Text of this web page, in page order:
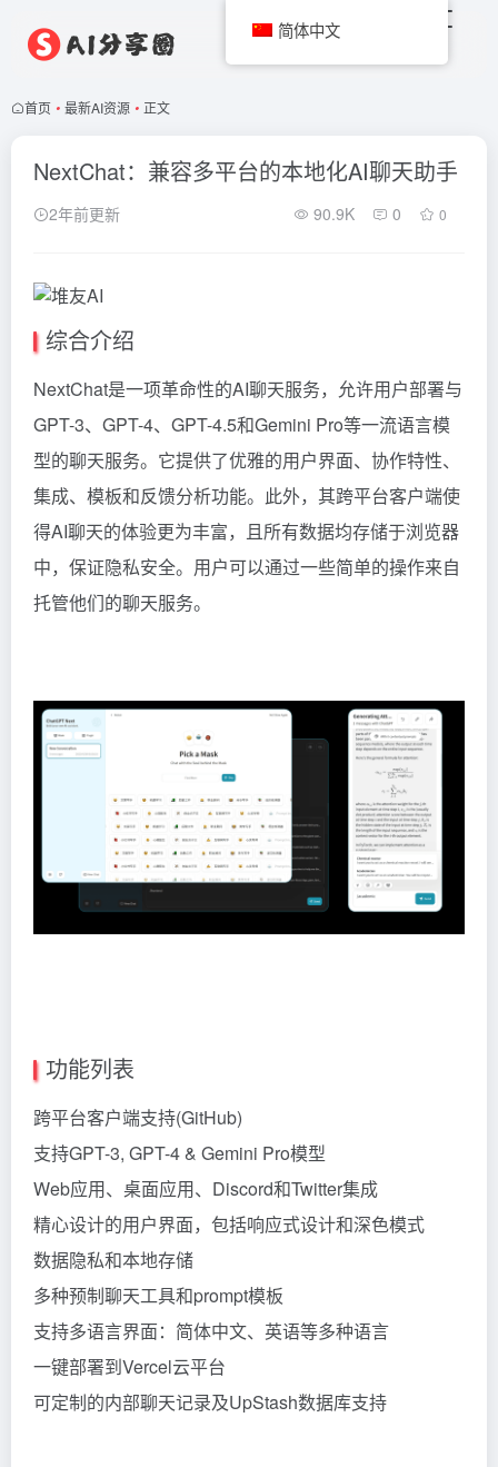
首页 • 最新AI资源 • 正文
NextChat：兼容多平台的本地化AI聊天助手
2年前更新 90.9K 0 0
综合介绍
NextChat是一项革命性的AI聊天服务，允许用户部署与
GPT-3、GPT-4、GPT-4.5和Gemini Pro等一流语言模
型的聊天服务。它提供了优雅的用户界面、协作特性、
集成、模板和反馈分析功能。此外，其跨平台客户端使
得AI聊天的体验更为丰富，且所有数据均存储于浏览器
中，保证隐私安全。用户可以通过一些简单的操作来自
托管他们的聊天服务。
功能列表
跨平台客户端支持(GitHub)
支持GPT-3, GPT-4 & Gemini Pro模型
Web应用、桌面应用、Discord和Twitter集成
精心设计的用户界面，包括响应式设计和深色模式
数据隐私和本地存储
多种预制聊天工具和prompt模板
支持多语言界面：简体中文、英语等多种语言
一键部署到Vercel云平台
可定制的内部聊天记录及UpStash数据库支持
简体中文